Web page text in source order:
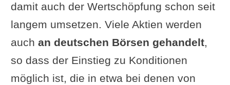
damit auch der Wertschöpfung schon seit
langem umsetzen. Viele Aktien werden
auch an deutschen Börsen gehandelt,
so dass der Einstieg zu Konditionen
möglich ist, die in etwa bei denen von